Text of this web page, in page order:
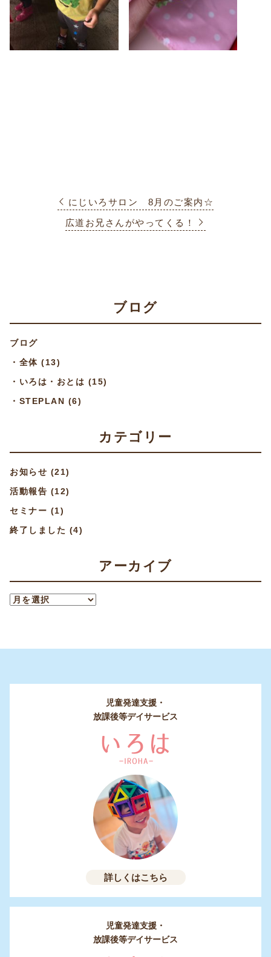
広道お兄さんがやってくる！
にじいろサロン 8月のご案内☆
ブログ
ブログ
・ 全体 (13)
・ いろは・おとは (15)
・ STEPLAN (6)
カテゴリー
お知らせ (21)
活動報告 (12)
セミナー (1)
終了しました (4)
アーカイブ
児童発達支援・
放課後等デイサービス
詳しくはこちら
児童発達支援・
放課後等デイサービス